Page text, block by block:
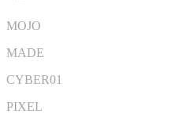
MOJO
MADE
CYBER01
PIXEL